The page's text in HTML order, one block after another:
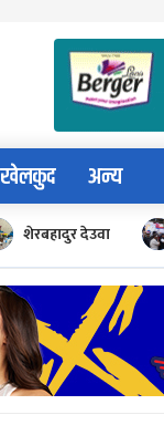
खेलकुद अन्य
शेरबहादुर देउवा